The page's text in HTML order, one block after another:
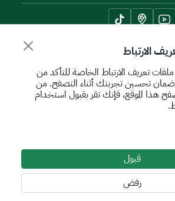
الارتباط
تعريف الارتباط الخاصة للتأكد من
تحسين تجربتك أثناء التصفح. من
هذا الموقع، فإنك تقر بقبول استخدام
قبول
رفض
الوصول
العامة للعقار © 2026
الهيئة العامة للعقار